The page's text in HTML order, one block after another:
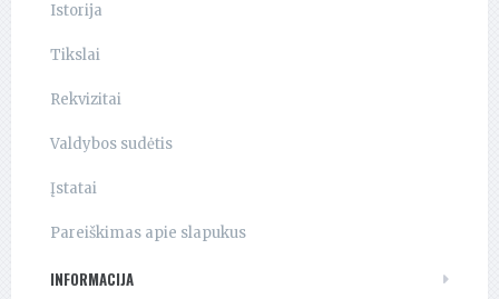
Istorija
Tikslai
Rekvizitai
Valdybos sudėtis
Įstatai
Pareiškimas apie slapukus
INFORMACIJA